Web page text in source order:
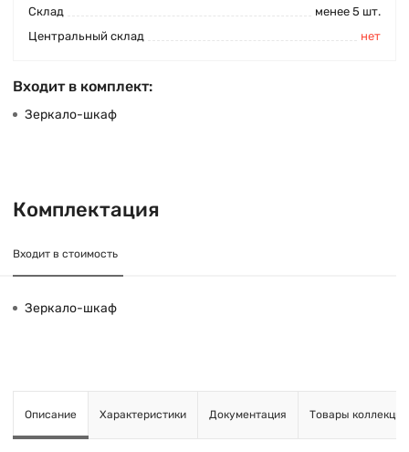
Cклад
менее 5 шт.
Центральный склад
нет
Входит в комплект:
Зеркало-шкаф
Комплектация
Входит в стоимость
Зеркало-шкаф
Описание Характеристики Документация Товары коллекции